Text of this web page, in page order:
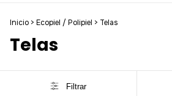
Inicio > Ecopiel / Polipiel > Telas
Telas
Filtrar